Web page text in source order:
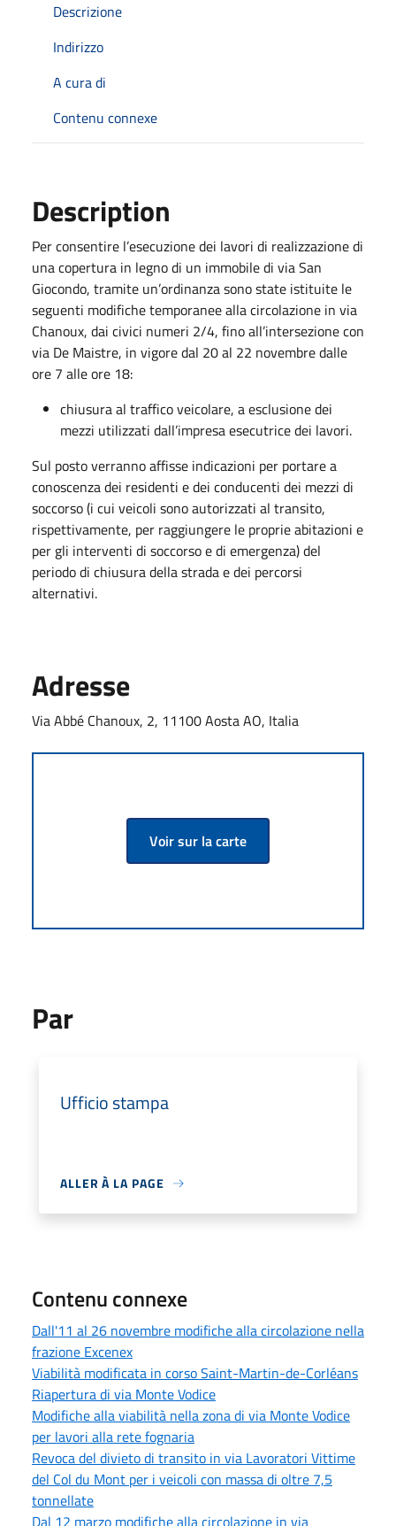
Descrizione
Indirizzo
A cura di
Contenu connexe
Description
Per consentire l’esecuzione dei lavori di realizzazione di
una copertura in legno di un immobile di via San
Giocondo, tramite un’ordinanza sono state istituite le
seguenti modifiche temporanee alla circolazione in via
Chanoux, dai civici numeri 2/4, fino all’intersezione con
via De Maistre, in vigore dal 20 al 22 novembre dalle
ore 7 alle ore 18:
chiusura al traffico veicolare, a esclusione dei
mezzi utilizzati dall’impresa esecutrice dei lavori.
Sul posto verranno affisse indicazioni per portare a
conoscenza dei residenti e dei conducenti dei mezzi di
soccorso (i cui veicoli sono autorizzati al transito,
rispettivamente, per raggiungere le proprie abitazioni e
per gli interventi di soccorso e di emergenza) del
periodo di chiusura della strada e dei percorsi
alternativi.
Adresse
Via Abbé Chanoux, 2, 11100 Aosta AO, Italia
Voir sur la carte
Par
Ufficio stampa
ALLER À LA PAGE
Contenu connexe
Dall'11 al 26 novembre modifiche alla circolazione nella
frazione Excenex
Viabilità modificata in corso Saint-Martin-de-Corléans
Riapertura di via Monte Vodice
Modifiche alla viabilità nella zona di via Monte Vodice
per lavori alla rete fognaria
Revoca del divieto di transito in via Lavoratori Vittime
del Col du Mont per i veicoli con massa di oltre 7,5
tonnellate
Dal 12 marzo modifiche alla circolazione in via